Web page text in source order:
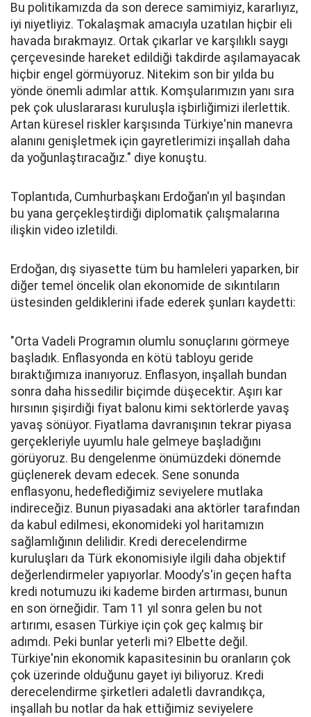
Bu politikamızda da son derece samimiyiz, kararlıyız,
iyi niyetliyiz. Tokalaşmak amacıyla uzatılan hiçbir eli
havada bırakmayız. Ortak çıkarlar ve karşılıklı saygı
çerçevesinde hareket edildiği takdirde aşılamayacak
hiçbir engel görmüyoruz. Nitekim son bir yılda bu
yönde önemli adımlar attık. Komşularımızın yanı sıra
pek çok uluslararası kuruluşla işbirliğimizi ilerlettik.
Artan küresel riskler karşısında Türkiye'nin manevra
alanını genişletmek için gayretlerimizi inşallah daha
da yoğunlaştıracağız." diye konuştu.
Toplantıda, Cumhurbaşkanı Erdoğan'ın yıl başından
bu yana gerçekleştirdiği diplomatik çalışmalarına
ilişkin video izletildi.
Erdoğan, dış siyasette tüm bu hamleleri yaparken, bir
diğer temel öncelik olan ekonomide de sıkıntıların
üstesinden geldiklerini ifade ederek şunları kaydetti:
"Orta Vadeli Programın olumlu sonuçlarını görmeye
başladık. Enflasyonda en kötü tabloyu geride
bıraktığımıza inanıyoruz. Enflasyon, inşallah bundan
sonra daha hissedilir biçimde düşecektir. Aşırı kar
hırsının şişirdiği fiyat balonu kimi sektörlerde yavaş
yavaş sönüyor. Fiyatlama davranışının tekrar piyasa
gerçekleriyle uyumlu hale gelmeye başladığını
görüyoruz. Bu dengelenme önümüzdeki dönemde
güçlenerek devam edecek. Sene sonunda
enflasyonu, hedeflediğimiz seviyelere mutlaka
indireceğiz. Bunun piyasadaki ana aktörler tarafından
da kabul edilmesi, ekonomideki yol haritamızın
sağlamlığının delilidir. Kredi derecelendirme
kuruluşları da Türk ekonomisiyle ilgili daha objektif
değerlendirmeler yapıyorlar. Moody's'in geçen hafta
kredi notumuzu iki kademe birden artırması, bunun
en son örneğidir. Tam 11 yıl sonra gelen bu not
artırımı, esasen Türkiye için çok geç kalmış bir
adımdı. Peki bunlar yeterli mi? Elbette değil.
Türkiye'nin ekonomik kapasitesinin bu oranların çok
çok üzerinde olduğunu gayet iyi biliyoruz. Kredi
derecelendirme şirketleri adaletli davrandıkça,
inşallah bu notlar da hak ettiğimiz seviyelere